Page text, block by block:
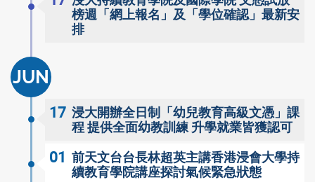
榜週「網上報名」及「學位確認」最新安
排
JUN
17 浸大開辦全日制「幼兒教育高級文憑」課
程 提供全面幼教訓練 升學就業皆獲認可
01 前天文台台長林超英主講香港浸會大學持
續教育學院講座探討氣候緊急狀態